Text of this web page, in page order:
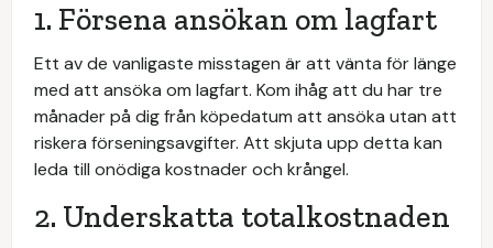
1. Försena ansökan om lagfart
Ett av de vanligaste misstagen är att vänta för länge
med att ansöka om lagfart. Kom ihåg att du har tre
månader på dig från köpedatum att ansöka utan att
riskera förseningsavgifter. Att skjuta upp detta kan
leda till onödiga kostnader och krångel.
2. Underskatta totalkostnaden